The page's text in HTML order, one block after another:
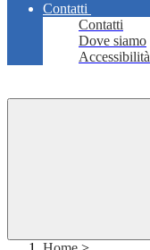
Contatti
Contatti
Dove siamo
Accessibilità